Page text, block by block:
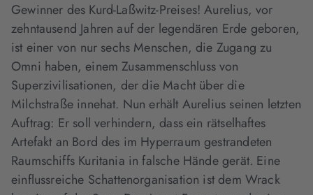
Gewinner des Kurd-Laßwitz-Preises! Aurelius, vor
zehntausend Jahren auf der legendären Erde geboren,
ist einer von nur sechs Menschen, die Zugang zu
Omni haben, einem Zusammenschluss von
Superzivilisationen, der die Macht über die
Milchstraße innehat. Nun erhält Aurelius seinen letzten
Auftrag: Er soll verhindern, dass ein rätselhaftes
Artefakt an Bord des im Hyperraum gestrandeten
Raumschiffs Kuritania in falsche Hände gerät. Eine
einflussreiche Schattenorganisation ist dem Wrack